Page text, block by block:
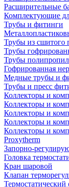
Расширительные
Комплектующие
Трубы и фитинги
Трубы из сшитого
Трубы
Трубы
Гофрированная
Медные трубы и
Трубы и пресс
Коллекторы и
Коллекторы и
Коллекторы и
Коллекторы и
Коллекторы и
Proxytherm
Запорно-
Головка
Кран шаровой
Клапан